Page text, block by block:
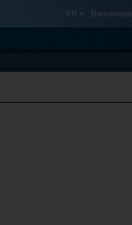
FR ▾ Bienvenue